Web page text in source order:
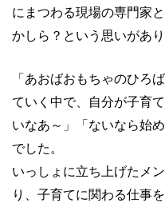
にまつわる現場の専門家
かしら？という思いがあり
「あおばおもちゃのひろ
ていく中で、自分が子育
いなあ～」「ないなら始
でした。
いっしょに立ち上げたメ
り、子育てに関わる仕事